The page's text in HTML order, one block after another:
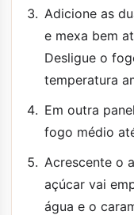
Adicione as
e mexa bem
Desligue o
temperatura
Em outra
fogo médio
Acrescente o
açúcar vai
água e o